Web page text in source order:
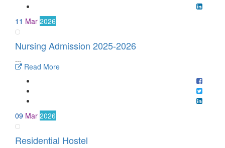
11 Mar 2026
Nursing Admission 2025-2026
...
Read More
09 Mar 2026
Residential Hostel